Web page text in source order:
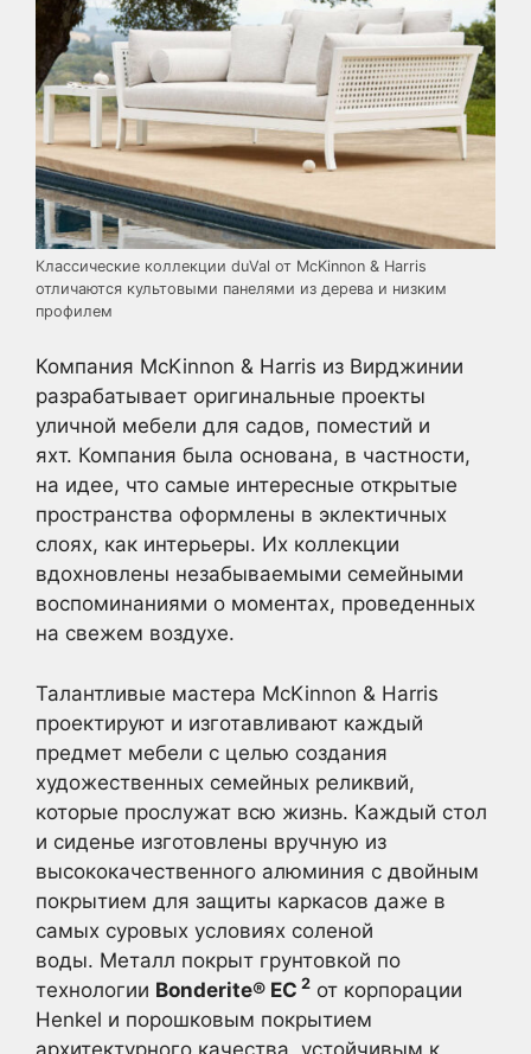
Классические коллекции duVal от McKinnon & Harris
отличаются культовыми панелями из дерева и низким
профилем
Компания McKinnon & Harris из Вирджинии
разрабатывает оригинальные проекты
уличной мебели для садов, поместий и
яхт. Компания была основана, в частности,
на идее, что самые интересные открытые
пространства оформлены в эклектичных
слоях, как интерьеры. Их коллекции
вдохновлены незабываемыми семейными
воспоминаниями о моментах, проведенных
на свежем воздухе.
Талантливые мастера McKinnon & Harris
проектируют и изготавливают каждый
предмет мебели с целью создания
художественных семейных реликвий,
которые прослужат всю жизнь. Каждый стол
и сиденье изготовлены вручную из
высококачественного алюминия с двойным
покрытием для защиты каркасов даже в
самых суровых условиях соленой
воды. Металл покрыт грунтовкой по
технологии Bonderite® EC 2 от корпорации
Henkel и порошковым покрытием
архитектурного качества, устойчивым к